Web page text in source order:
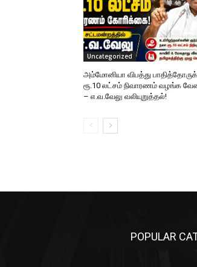
Uncategorized
அம்மோனியா விபத்து
ரூ.10 லட்சம் நிவாரணம் வழங்க
– எ.வ.வேலு வலியுறுத்தல்!
POPULAR